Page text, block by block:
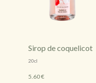
Sirop de coquelicot
20cl
5.60 €